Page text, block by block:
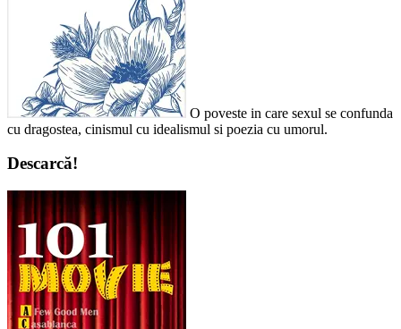
O poveste in care sexul se confunda
cu dragostea, cinismul cu idealismul si poezia cu umorul.
Descarcă!